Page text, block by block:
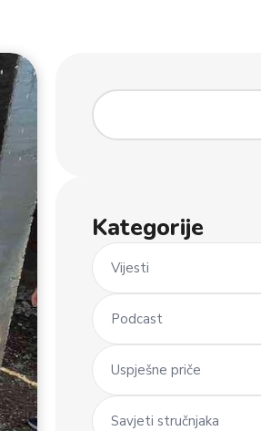
Kategorije
Vijesti
Podcast
Uspješne priče
Savjeti stručnjaka